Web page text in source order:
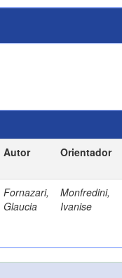
Autor Orientador
Fornazari,
Glaucia
Monfredini,
Ivanise